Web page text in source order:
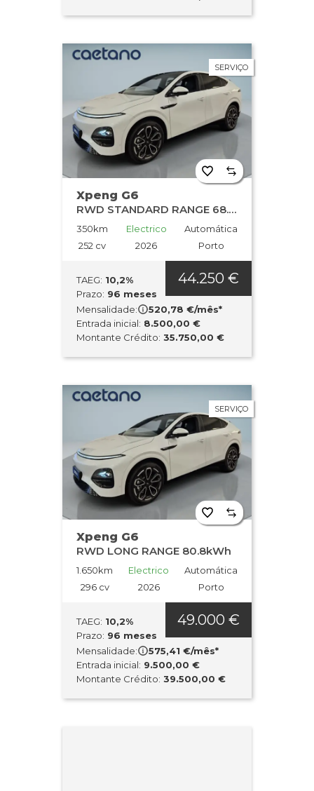
SERVIÇO
Xpeng G6
RWD STANDARD RANGE 68.5kWh
350km
252 cv
Electrico
2026
Automática
Porto
TAEG: 10,2%
Prazo: 96 meses
Mensalidade:
520,78 €/mês*
Entrada inicial: 8.500,00 €
Montante Crédito: 35.750,00 €
44.250 €
SERVIÇO
Xpeng G6
RWD LONG RANGE 80.8kWh
1.650km
296 cv
Electrico
2026
Automática
Porto
TAEG: 10,2%
Prazo: 96 meses
Mensalidade:
575,41 €/mês*
Entrada inicial: 9.500,00 €
Montante Crédito: 39.500,00 €
49.000 €